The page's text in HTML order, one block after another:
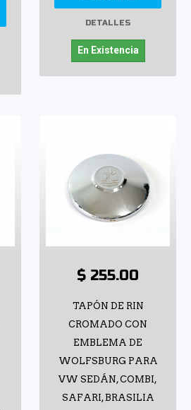
DETALLES
En Existencia
$ 255.00
TAPÓN DE RIN
CROMADO CON
EMBLEMA DE
WOLFSBURG PARA
VW SEDÁN, COMBI,
SAFARI, BRASILIA